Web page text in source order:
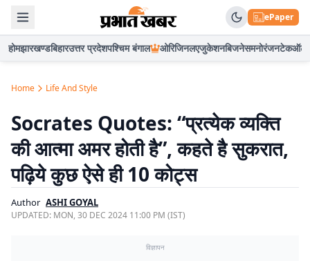
ePaper
होमझारखण्डबिहारउत्तर प्रदेशपश्चिम बंगाल ओरिजिनलएजुकेशनबिजनेसमनोरंजनटेकऑटो
Home Life And Style
Socrates Quotes: “प्रत्येक व्यक्ति
की आत्मा अमर होती है”, कहते है सुकरात,
पढ़िये कुछ ऐसे ही 10 कोट्स
Author ASHI GOYAL
UPDATED: MON, 30 DEC 2024 11:00 PM (IST)
विज्ञापन